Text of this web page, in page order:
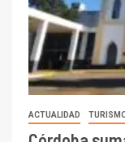
ACTUALIDAD